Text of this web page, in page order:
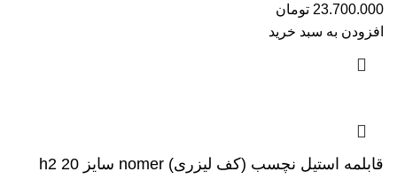
23.700.000 تومان
افزودن به سبد خرید
قابلمه استیل نچسب (کف لیزری) nomer سایز 20 h2